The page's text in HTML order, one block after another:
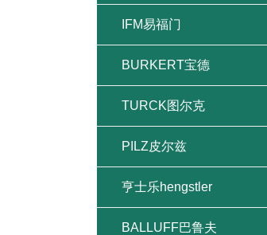
IFM易福门
BURKERT宝德
TURCK图尔克
PILZ皮尔兹
亨士乐hengstler
BALLUFF巴鲁夫